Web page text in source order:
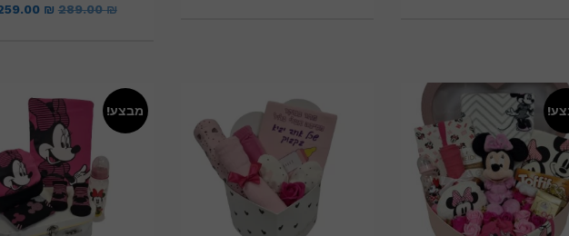
289.00₪
₪
מבצע!